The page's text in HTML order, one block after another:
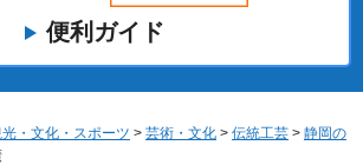
便利ガイド
・文化・スポーツ > 芸術・文化 > 伝統工芸 > 静岡の